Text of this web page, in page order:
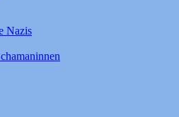
Nazis